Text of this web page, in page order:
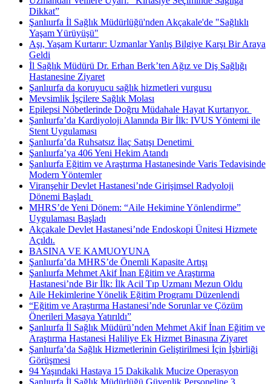
Dikkat”
Şanlıurfa İl Sağlık Müdürlüğü'nden Akçakale'de "Sağlıklı
Yaşam Yürüyüşü"
Aşı, Yaşam Kurtarır: Uzmanlar Yanlış Bilgiye Karşı Bir Araya
Geldi
İl Sağlık Müdürü Dr. Erhan Berk’ten Ağız ve Diş Sağlığı
Hastanesine Ziyaret
Şanlıurfa da koruyucu sağlık hizmetleri vurgusu
Mevsimlik İşçilere Sağlık Molası
Epilepsi Nöbetlerinde Doğru Müdahale Hayat Kurtarıyor. ​
Şanlıurfa’da Kardiyoloji Alanında Bir İlk: IVUS Yöntemi ile
Stent Uygulaması
Şanlıurfa’da Ruhsatsız İlaç Satışı Denetimi ​
Şanlıurfa’ya 406 Yeni Hekim Atandı
Şanlıurfa Eğitim ve Araştırma Hastanesinde Varis Tedavisinde
Modern Yöntemler
Viranşehir Devlet Hastanesi’nde Girişimsel Radyoloji
Dönemi Başladı ​
MHRS’de Yeni Dönem: “Aile Hekimine Yönlendirme”
Uygulaması Başladı
Akçakale Devlet Hastanesi’nde Endoskopi Ünitesi Hizmete
Açıldı.
BASINA VE KAMUOYUNA
Şanlıurfa’da MHRS’de Önemli Kapasite Artışı
Şanlıurfa Mehmet Akif İnan Eğitim ve Araştırma
Hastanesi’nde Bir İlk: İlk Acil Tıp Uzmanı Mezun Oldu
Aile Hekimlerine Yönelik Eğitim Programı Düzenlendi
“Eğitim ve Araştırma Hastanesi’nde Sorunlar ve Çözüm
Önerileri Masaya Yatırıldı”
Şanlıurfa İl Sağlık Müdürü’nden Mehmet Akif İnan Eğitim ve
Araştırma Hastanesi Haliliye Ek Hizmet Binasına Ziyaret
Şanlıurfa’da Sağlık Hizmetlerinin Geliştirilmesi İçin İşbirliği
Görüşmesi
94 Yaşındaki Hastaya 15 Dakikalık Mucize Operasyon
Şanlıurfa İl Sağlık Müdürlüğü Güvenlik Personeline 3